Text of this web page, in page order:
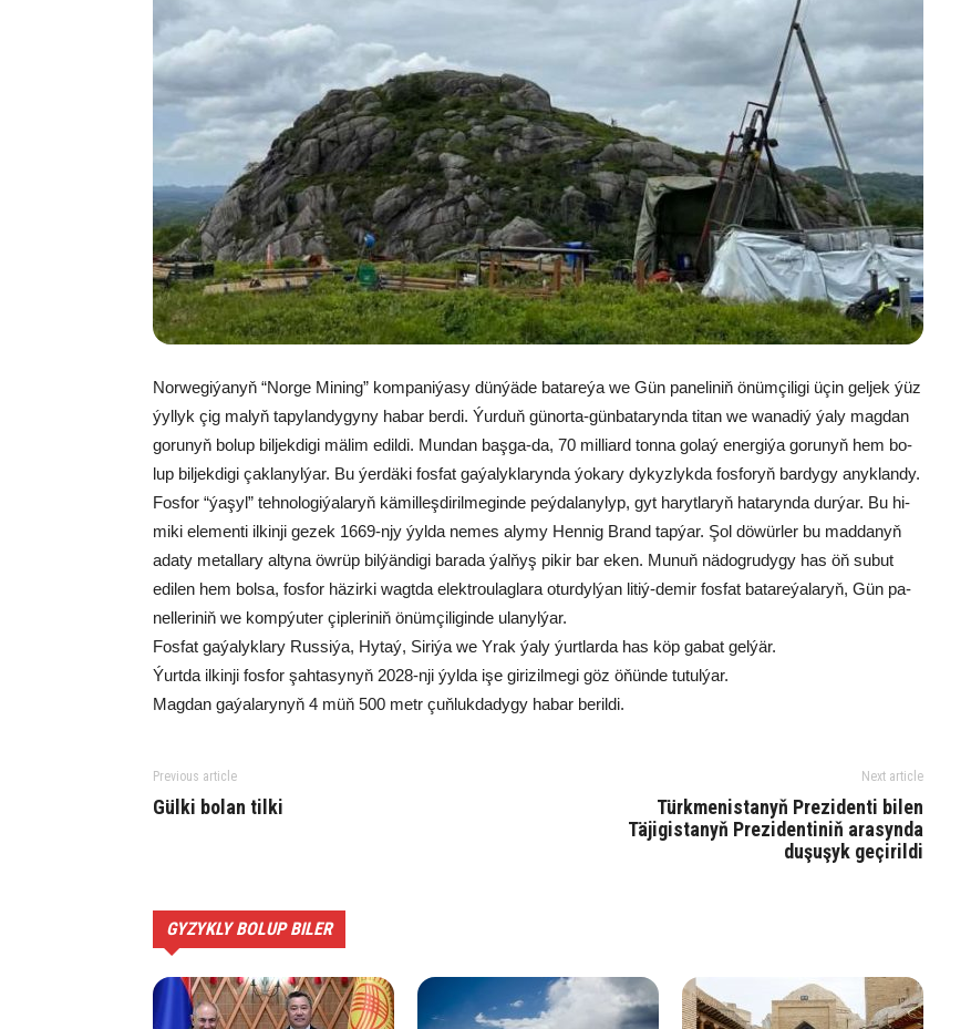
Nor­we­gi­ýa­nyň “Nor­ge Mi­ning” kom­pa­ni­ýa­sy dün­ýä­de ba­ta­re­ýa we Gün pa­ne­li­niň önüm­çi­li­gi üçin gel­jek ýüz
ýyl­lyk çig ma­lyň ta­py­lan­dy­gy­ny ha­bar ber­di. Ýur­duň gü­nor­ta-gün­ba­ta­ryn­da ti­tan we wa­na­diý ýa­ly mag­dan
go­ru­nyň bo­lup bil­jek­di­gi mä­lim edil­di. Mun­dan baş­ga-da, 70 mil­liard ton­na go­laý ener­gi­ýa go­ru­nyň hem bo­
lup bil­jek­di­gi çak­la­nyl­ýar. Bu ýer­dä­ki fos­fat ga­ýa­lyk­la­ryn­da ýo­ka­ry dy­kyz­lyk­da fos­fo­ryň bar­dy­gy anyk­lan­dy.
Fos­for “ýa­şyl” teh­no­lo­gi­ýa­la­ryň kä­mil­leş­di­ril­me­gin­de peý­da­la­ny­lyp, gyt ha­ryt­la­ryň ha­ta­ryn­da dur­ýar. Bu hi­
mi­ki ele­men­ti il­kin­ji ge­zek 1669-njy ýyl­da ne­mes aly­my Hen­nig Brand tap­ýar. Şol dö­wür­ler bu mad­da­nyň
ada­ty me­tal­la­ry al­ty­na öw­rüp bil­ýän­di­gi ba­ra­da ýal­ňyş pi­kir bar eken. Mu­nuň nä­dog­ru­dy­gy has öň su­but
edi­len hem bol­sa, fos­for hä­zir­ki wagt­da elekt­rou­lag­la­ra otur­dyl­ýan li­tiý-de­mir fos­fat ba­ta­re­ýa­la­ryň, Gün pa­
nel­le­ri­niň we komp­ýu­ter çip­le­ri­niň önüm­çi­li­gin­de ula­nyl­ýar.
Fos­fat ga­ýa­lyk­la­ry Rus­si­ýa, Hy­taý, Si­ri­ýa we Yrak ýa­ly ýurt­lar­da has köp ga­bat gel­ýär.
Ýurt­da il­kin­ji fos­for şah­ta­sy­nyň 2028-nji ýyl­da işe gi­ri­zil­me­gi göz öňün­de tu­tul­ýar.
Mag­dan ga­ýa­la­ry­nyň 4 müň 500 metr çuň­luk­da­dy­gy ha­bar be­ril­di.
Previous article
Gülki bolan til­ki
Next article
Türkmenistanyň Prezidenti bilen
Täjigistanyň Prezidentiniň arasynda
duşuşyk geçirildi
GYZYKLY BOLUP BILER